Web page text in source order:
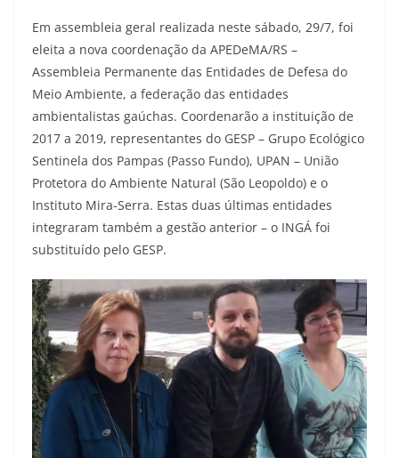
Em assembleia geral realizada neste sábado, 29/7, foi
eleita a nova coordenação da APEDeMA/RS –
Assembleia Permanente das Entidades de Defesa do
Meio Ambiente, a federação das entidades
ambientalistas gaúchas. Coordenarão a instituição de
2017 a 2019, representantes do GESP – Grupo Ecológico
Sentinela dos Pampas (Passo Fundo), UPAN – União
Protetora do Ambiente Natural (São Leopoldo) e o
Instituto Mira-Serra. Estas duas últimas entidades
integraram também a gestão anterior – o INGÁ foi
substituído pelo GESP.